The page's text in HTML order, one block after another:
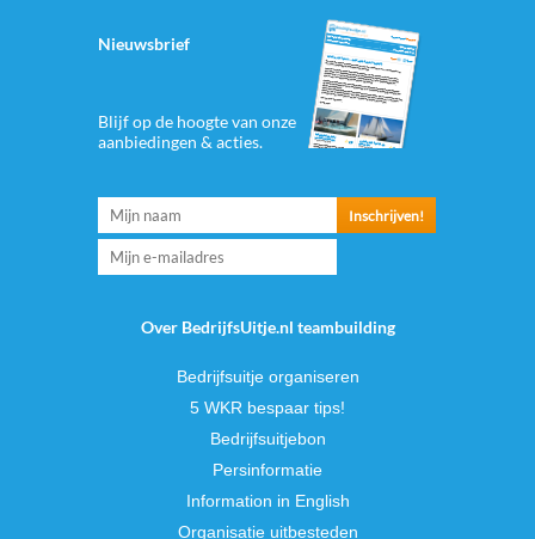
Nieuwsbrief
Blijf op de hoogte van onze
aanbiedingen & acties.
Over BedrijfsUitje.nl teambuilding
Bedrijfsuitje organiseren
5 WKR bespaar tips!
Bedrijfsuitjebon
Persinformatie
Information in English
Organisatie uitbesteden